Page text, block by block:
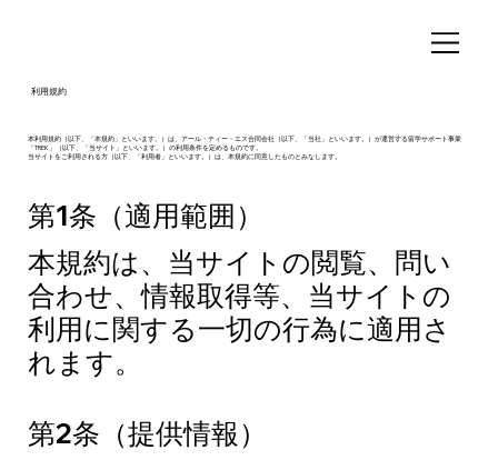
利用規約
本利用規約（以下、「本規約」といいます。）は、アール・ティー・エス合同会社（以下、「当社」といいます。）が運営する留学サポート事業
「TREK」（以下、「当サイト」といいます。）の利用条件を定めるものです。
当サイトをご利用される方（以下、「利用者」といいます。）は、本規約に同意したものとみなします。
第1条（適用範囲）
本規約は、当サイトの閲覧、問い
合わせ、情報取得等、当サイトの
利用に関する一切の行為に適用さ
れます。
第2条（提供情報）